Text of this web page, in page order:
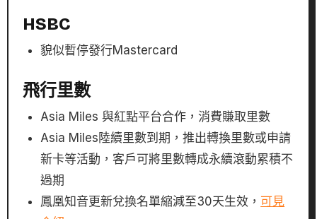
HSBC
貌似暫停發行Mastercard
飛行里數
Asia Miles 與紅點平台合作，消費賺取里數
Asia Miles陸續里數到期，推出轉換里數或申請
新卡等活動，客戶可將里數轉成永續滾動累積不
過期
鳳凰知音更新兌換名單縮減至30天生效， 可見